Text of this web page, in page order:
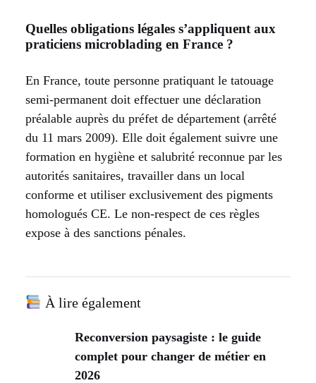
Quelles obligations légales s’appliquent aux
praticiens microblading en France ?
En France, toute personne pratiquant le tatouage
semi-permanent doit effectuer une déclaration
préalable auprès du préfet de département (arrêté
du 11 mars 2009). Elle doit également suivre une
formation en hygiène et salubrité reconnue par les
autorités sanitaires, travailler dans un local
conforme et utiliser exclusivement des pigments
homologués CE. Le non-respect de ces règles
expose à des sanctions pénales.
À lire également
Reconversion paysagiste : le guide
complet pour changer de métier en
2026